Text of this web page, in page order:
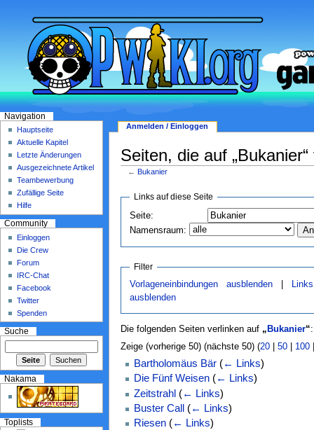
Seiten, die auf
← Bukanier
Links auf diese Seite
Seite:
Namensraum:
Filter
Vorlageneinbindungen ausblenden
ausblenden
Die folgenden Seiten verlinken auf „ Bukanier“:
Zeige (vorherige 50) (nächste 50) (20| 50| 100
Bartholomäus Bär (← Links)
Die Fünf Weisen (← Links)
Zeitstrahl (← Links)
Buster Call
(← Links)
Riesen (← Links)
Anmelden / Einloggen
Navigation
Hauptseite
Aktuelle Kapitel
Letzte Änderungen
Ausgezeichnete Artikel
Teambewerbung
Zufällige Seite
Hilfe
Community
Einloggen
Die Crew
Forum
IRC-Chat
Facebook
Twitter
Spenden
Suche
Nakama
Toplists